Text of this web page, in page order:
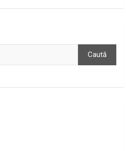
Caută